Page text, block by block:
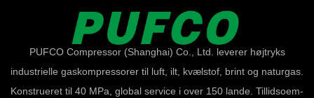
PUFCO Compressor (Shanghai) Co., Ltd. leverer højtryks
industrielle gaskompressorer til luft, ilt, kvælstof, brint og naturgas.
Konstrueret til 40 MPa, global service i over 150 lande. Tillidsoem-